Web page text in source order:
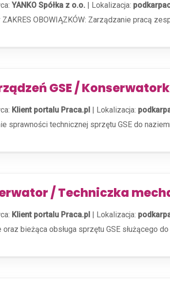
YANKO Spółka z o.o. | Lokalizacja:
OBOWIĄZKÓW: Zarządzanie pracą
GSE /
Klient portalu Praca.pl | Lokalizacja:
sprawności technicznej sprzętu GSE do
/ Techniczka
Klient portalu Praca.pl | Lokalizacja:
bieżąca obsługa sprzętu GSE służącego